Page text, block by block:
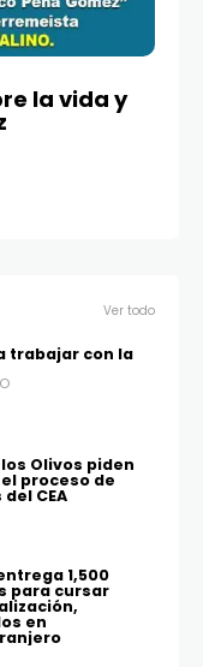
la vida y
Ver todo
trabajar con la
Olivos piden
proceso de
CEA
1,500
para cursar
en